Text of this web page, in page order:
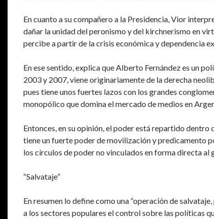
En cuanto a su compañero a la Presidencia, Vior
dañar la unidad del peronismo y del kirchnerismo en
percibe a partir de la crisis económica y dependencia
En ese sentido, explica que Alberto Fernández es un
2003 y 2007, viene originariamente de la derecha
pues tiene unos fuertes lazos con los grandes
monopólico que domina el mercado de medios en
Entonces, en su opinión, el poder está repartido
tiene un fuerte poder de movilización y predicamento
los círculos de poder no vinculados en forma directa al
“Salvataje”
En resumen lo define como una “operación de
a los sectores populares el control sobre las políticas